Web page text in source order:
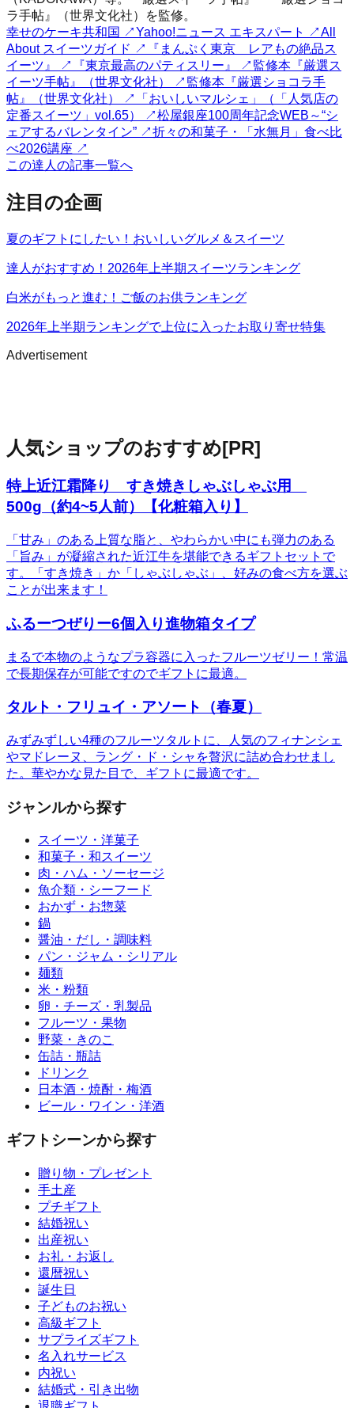
ラ手帖』（世界文化社）を監修。
幸せのケーキ共和国 ↗Yahoo!ニュース エキスパート ↗All
About スイーツガイド ↗
『まんぷく東京 レアもの絶品ス
イーツ』
↗ 『東京最高のパティスリー』 ↗ 監修本『厳選ス
イーツ手帖』（世界文化社）
↗ 監修本『厳選ショコラ手
帖』（世界文化社）
↗
「おいしいマルシェ」（「人気店の
定番スイーツ」vol.65）
↗松屋銀座100周年記念WEB～“シ
ェアするバレンタイン” ↗折々の和菓子・「水無月」食べ比
べ2026講座 ↗
この達人の記事一覧へ
注目の企画
夏のギフトにしたい！おいしいグルメ＆スイーツ
達人がおすすめ！2026年上半期スイーツランキング
白米がもっと進む！ご飯のお供ランキング
2026年上半期ランキングで上位に入ったお取り寄せ特集
Advertisement
人気ショップのおすすめ[PR]
特上近江霜降り すき焼きしゃぶしゃぶ用
500g（約4~5人前）【化粧箱入り】
「甘み」のある上質な脂と、やわらかい中にも弾力のある
「旨み」が凝縮された近江牛を堪能できるギフトセットで
す。「すき焼き」か「しゃぶしゃぶ」、好みの食べ方を選ぶ
ことが出来ます！
ふるーつぜりー6個入り進物箱タイプ
まるで本物のようなプラ容器に入ったフルーツゼリー！常温
で長期保存が可能ですのでギフトに最適。
タルト・フリュイ・アソート（春夏）
みずみずしい4種のフルーツタルトに、人気のフィナンシェ
やマドレーヌ、ラング・ド・シャを贅沢に詰め合わせまし
た。華やかな見た目で、ギフトに最適です。
ジャンルから探す
スイーツ・洋菓子
和菓子・和スイーツ
肉・ハム・ソーセージ
魚介類・シーフード
おかず・お惣菜
鍋
醤油・だし・調味料
パン・ジャム・シリアル
麺類
米・粉類
卵・チーズ・乳製品
フルーツ・果物
野菜・きのこ
缶詰・瓶詰
ドリンク
日本酒・焼酎・梅酒
ビール・ワイン・洋酒
ギフトシーンから探す
贈り物・プレゼント
手土産
プチギフト
結婚祝い
出産祝い
お礼・お返し
還暦祝い
誕生日
子どものお祝い
高級ギフト
サプライズギフト
名入れサービス
内祝い
結婚式・引き出物